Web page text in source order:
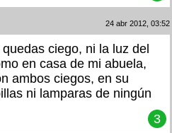
24 abr 2012, 03:52
ciego, ni la luz del
en casa de mi abuela,
ambos ciegos, en su
ni lamparas de ningún
3